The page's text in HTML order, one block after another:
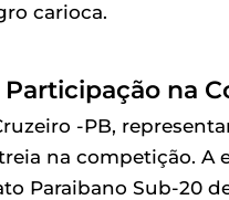
carioca.
na
-PB,
na competição.
Paraibano Sub-20